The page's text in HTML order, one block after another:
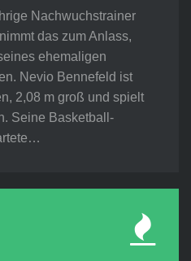
Nachwuchstrainer
das zum Anlass,
ehemaligen
Nevio Bennefeld ist
2,08 m groß und spielt
Seine Basketball-